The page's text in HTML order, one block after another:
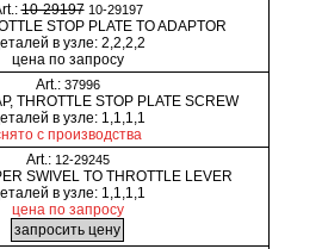
10-29197 10-29197
STOP PLATE TO ADAPTOR
в узле: 2,2,2,2
цена по запросу
Art.: 37996
THROTTLE STOP PLATE SCREW
в узле: 1,1,1,1
с производства
Art.: 12-29245
SWIVEL TO THROTTLE LEVER
в узле: 1,1,1,1
цена по запросу